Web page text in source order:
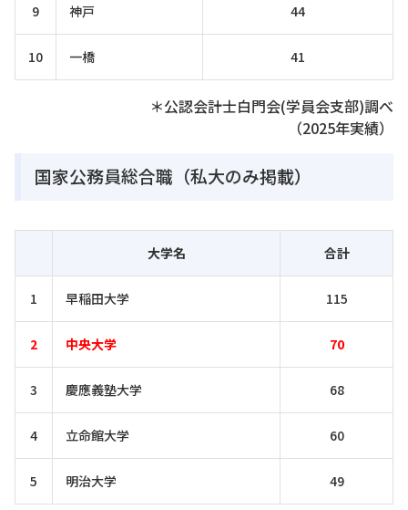
9 神戸 44
10 一橋 41
＊公認会計士白門会(学員会支部)調べ
（2025年実績）
国家公務員総合職（私大のみ掲載）
大学名 合計
1 早稲田大学 115
2 中央大学 70
3 慶應義塾大学 68
4 立命館大学 60
5 明治大学 49